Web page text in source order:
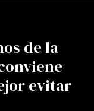
de la
evitar